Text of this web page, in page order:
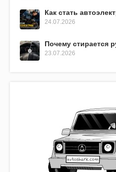
Как стать
24.07.2026
Почему стирается
23.07.2026